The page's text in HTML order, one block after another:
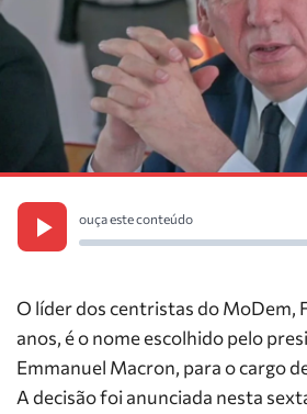
ouça este conteúdo
O líder dos centristas do MoDem,
anos, é o nome escolhido pelo
Emmanuel Macron, para o cargo
A decisão foi anunciada nesta